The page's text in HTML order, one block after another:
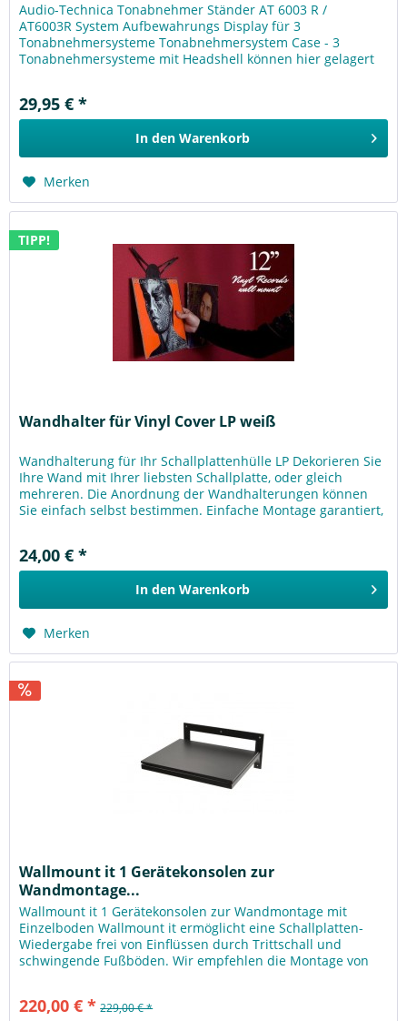
Audio-Technica Tonabnehmer Ständer AT 6003 R /
AT6003R System Aufbewahrungs Display für 3
Tonabnehmersysteme Tonabnehmersystem Case - 3
Tonabnehmersysteme mit Headshell können hier gelagert
29,95 € *
In den Warenkorb
Merken
TIPP!
Wandhalter für Vinyl Cover LP weiß
Wandhalterung für Ihr Schallplattenhülle LP Dekorieren Sie
Ihre Wand mit Ihrer liebsten Schallplatte, oder gleich
mehreren. Die Anordnung der Wandhalterungen können
Sie einfach selbst bestimmen. Einfache Montage garantiert,
24,00 € *
In den Warenkorb
Merken
Wallmount it 1 Gerätekonsolen zur
Wandmontage...
Wallmount it 1 Gerätekonsolen zur Wandmontage mit
Einzelboden Wallmount it ermöglicht eine Schallplatten-
Wiedergabe frei von Einflüssen durch Trittschall und
schwingende Fußböden. Wir empfehlen die Montage von
220,00 € * 229,00 € *